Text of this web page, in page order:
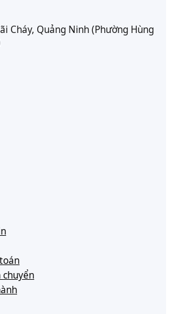
Cháy, Quảng Ninh (Phường Hùng
chuyển